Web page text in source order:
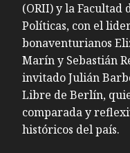
(ORII) y la Facultad
Políticas, con el
bonaventurianos
Marín y Sebastián
invitado Julián
Libre de Berlín,
comparada y
históricos del país.